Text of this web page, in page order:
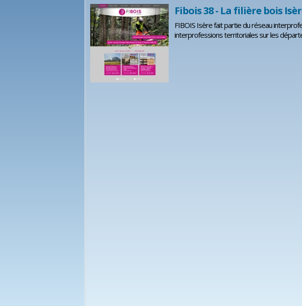
Fibois 38 - La filière bois
FIBOIS Isère fait partie du réseau
interprofessions territoriales sur les